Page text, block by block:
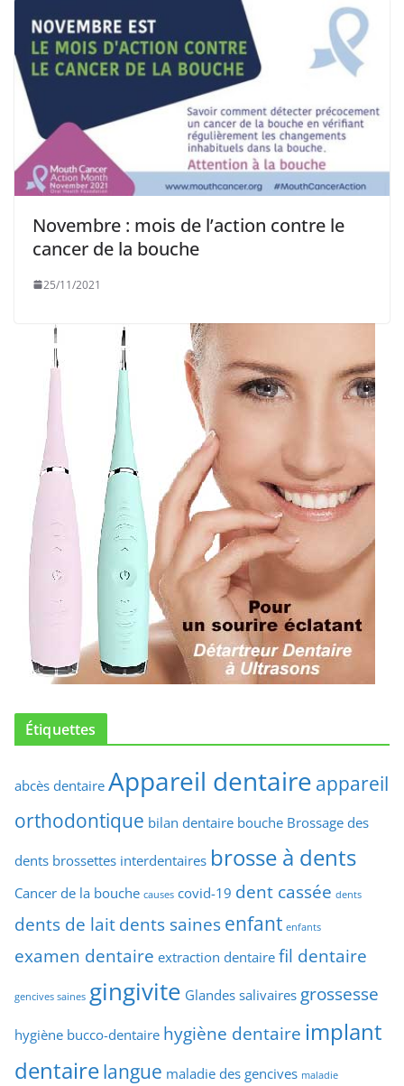
Novembre : mois de l’action contre le
cancer de la bouche
25/11/2021
Étiquettes
abcès dentaire Appareil dentaire appareil
orthodontique bilan dentaire bouche Brossage des
dents brossettes interdentaires brosse à dents
Cancer de la bouche causes covid-19 dent cassée dents
dents de lait dents saines enfant enfants
examen dentaire extraction dentaire fil dentaire
gencives saines gingivite Glandes salivaires grossesse
hygiène bucco-dentaire hygiène dentaire implant
dentairelangue maladie des gencives maladie